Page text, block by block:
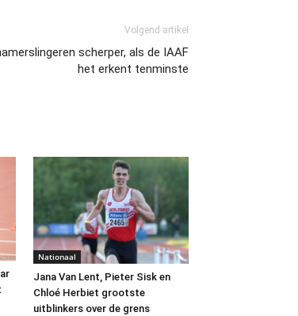
Volgend artikel
scherper, als de IAAF
het erkent tenminste
Nationaal
Jana Van Lent, Pieter Sisk en
Chloé Herbiet grootste
uitblinkers over de grens